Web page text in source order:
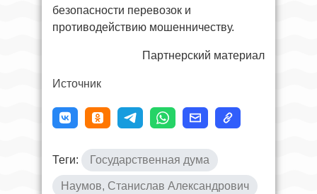
безопасности перевозок и
противодействию мошенничеству.
Партнерский материал
Источник
Теги: Государственная дума
Наумов, Станислав Александрович